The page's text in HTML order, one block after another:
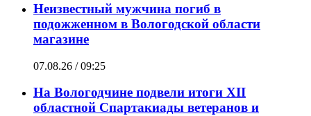
Неизвестный мужчина погиб в
подожженном в Вологодской области
магазине
07.08.26 / 09:25
На Вологодчине подвели итоги XII
областной Спартакиады ветеранов и